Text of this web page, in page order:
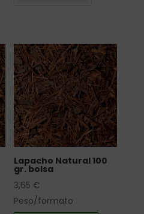
Lapacho Natural 100
gr. bolsa
3,65 €
Peso/formato